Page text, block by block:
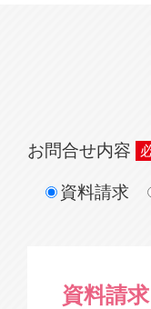
お問合せ内容
資料請求
資料請求